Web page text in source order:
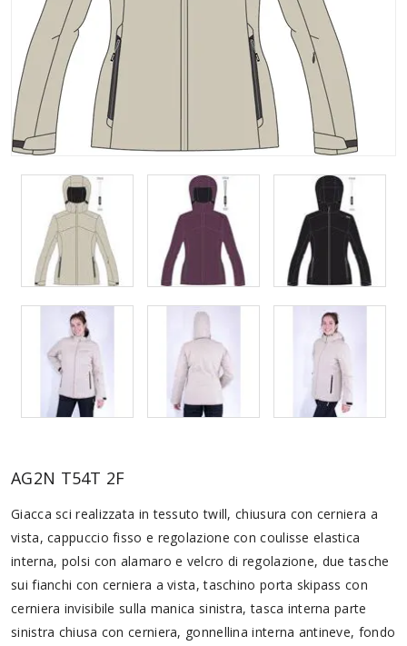
AG2N T54T 2F
Giacca sci realizzata in tessuto twill, chiusura con cerniera a
vista, cappuccio fisso e regolazione con coulisse elastica
interna, polsi con alamaro e velcro di regolazione, due tasche
sui fianchi con cerniera a vista, taschino porta skipass con
cerniera invisibile sulla manica sinistra, tasca interna parte
sinistra chiusa con cerniera, gonnellina interna antineve, fondo